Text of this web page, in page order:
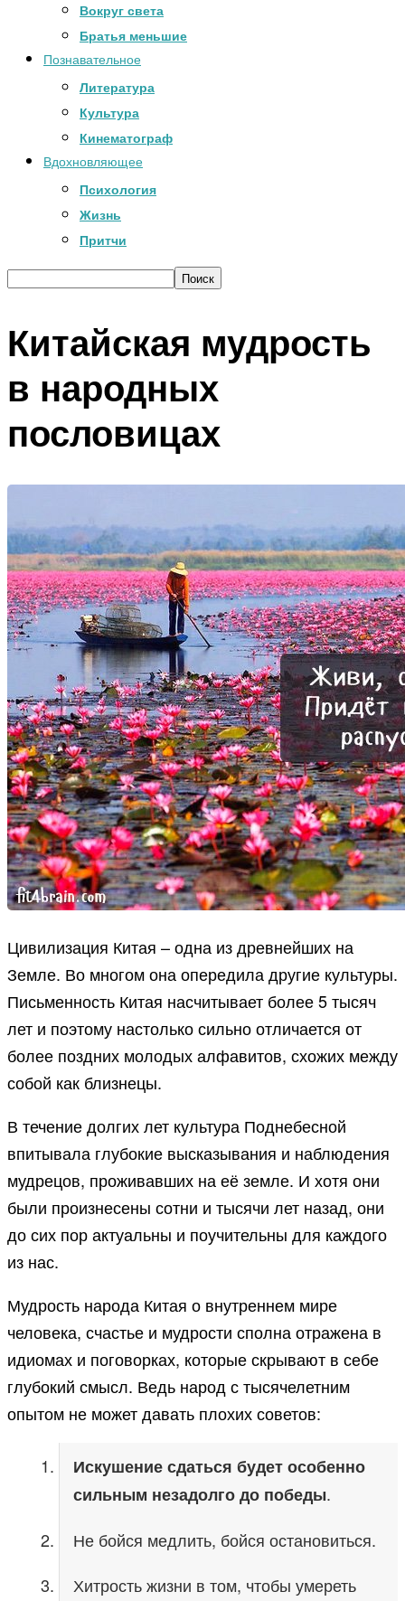
Вокруг света
Братья меньшие
Познавательное
Литература
Культура
Кинематограф
Вдохновляющее
Психология
Жизнь
Притчи
Китайская мудрость
в народных
пословицах
Цивилизация Китая – одна из древнейших на
Земле. Во многом она опередила другие культуры.
Письменность Китая насчитывает более 5 тысяч
лет и поэтому настолько сильно отличается от
более поздних молодых алфавитов, схожих между
собой как близнецы.
В течение долгих лет культура Поднебесной
впитывала глубокие высказывания и наблюдения
мудрецов, проживавших на её земле. И хотя они
были произнесены сотни и тысячи лет назад, они
до сих пор актуальны и поучительны для каждого
из нас.
Мудрость народа Китая о внутреннем мире
человека, счастье и мудрости сполна отражена в
идиомах и поговорках, которые скрывают в себе
глубокий смысл. Ведь народ с тысячелетним
опытом не может давать плохих советов:
Искушение сдаться будет особенно
сильным незадолго до победы.
Не бойся медлить, бойся остановиться.
Хитрость жизни в том, чтобы умереть